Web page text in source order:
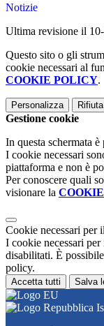
Notizie
Ultima revisione il
Questo sito o gli
cookie necessari al
COOKIE POLICY.
Personalizza
Gestione cookie
In questa schermata
I cookie necessari
piattaforma e non è
Per conoscere quali
visionare la
Cookie necessari per
I cookie necessari
disabilitati. È
policy.
Accetta tutti Salva